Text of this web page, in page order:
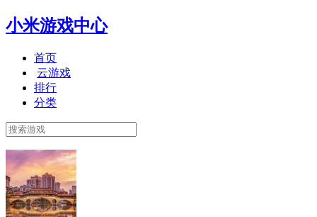
小米游戏中心
首页
云游戏
排行
分类